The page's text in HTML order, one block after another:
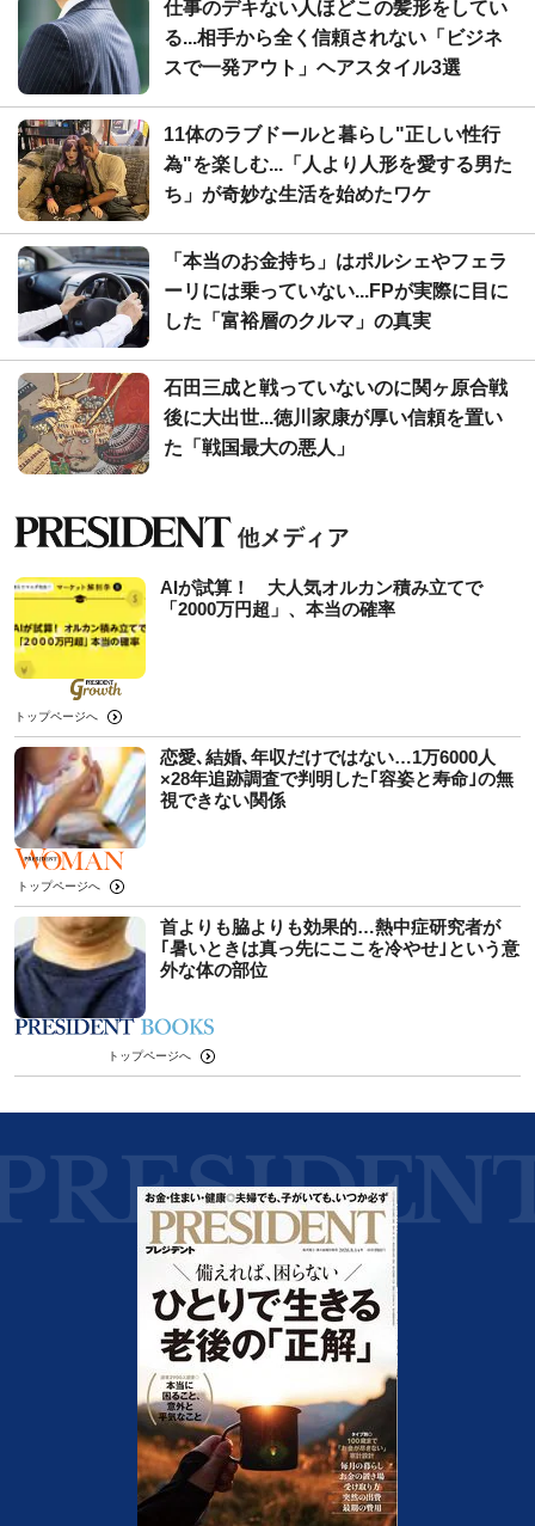
仕事のデキない人ほどこの髪形をしてい
る...相手から全く信頼されない「ビジネ
スで一発アウト」ヘアスタイル3選
11体のラブドールと暮らし"正しい性行
為"を楽しむ...「人より人形を愛する男た
ち」が奇妙な生活を始めたワケ
「本当のお金持ち」はポルシェやフェラ
ーリには乗っていない...FPが実際に目に
した「富裕層のクルマ」の真実
石田三成と戦っていないのに関ヶ原合戦
後に大出世...徳川家康が厚い信頼を置い
た「戦国最大の悪人」
AIが試算！ 大人気オルカン積み立てで
「2000万円超」、本当の確率
トップページへ
恋愛､結婚､年収だけではない…1万6000人
×28年追跡調査で判明した｢容姿と寿命｣の無
視できない関係
トップページへ
首よりも脇よりも効果的…熱中症研究者が
｢暑いときは真っ先にここを冷やせ｣という意
外な体の部位
トップページへ